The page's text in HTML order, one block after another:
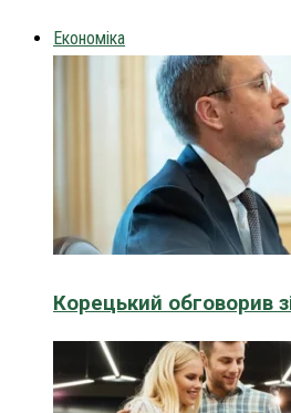
Економіка
Корецький обговорив